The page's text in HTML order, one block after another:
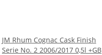
JM Rhum Cognac Cask Finish
Serie No. 2 2006/2017 0,5l +GB